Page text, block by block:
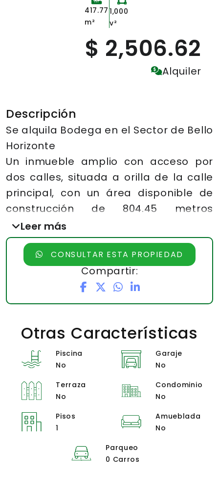
417.77
m²
1,000
v²
$ 2,506.62
Alquiler
Descripción
Se alquila Bodega en el Sector de Bello
Horizonte
Un inmueble amplio con acceso por
dos calles, situada a orilla de la calle
principal, con un área disponible de
construcción de 804.45 metros
cuadrados, a menos de diez minutos
del mercado oriental.
Precio: U$6 IVA
Leer más
CONSULTAR ESTA PROPIEDAD
Compartir:
Otras Características
Piscina
No
Garaje
No
Terraza
No
Condominio
No
Pisos
1
Amueblada
No
Parqueo
0 Carros